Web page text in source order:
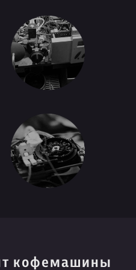
кофемашины